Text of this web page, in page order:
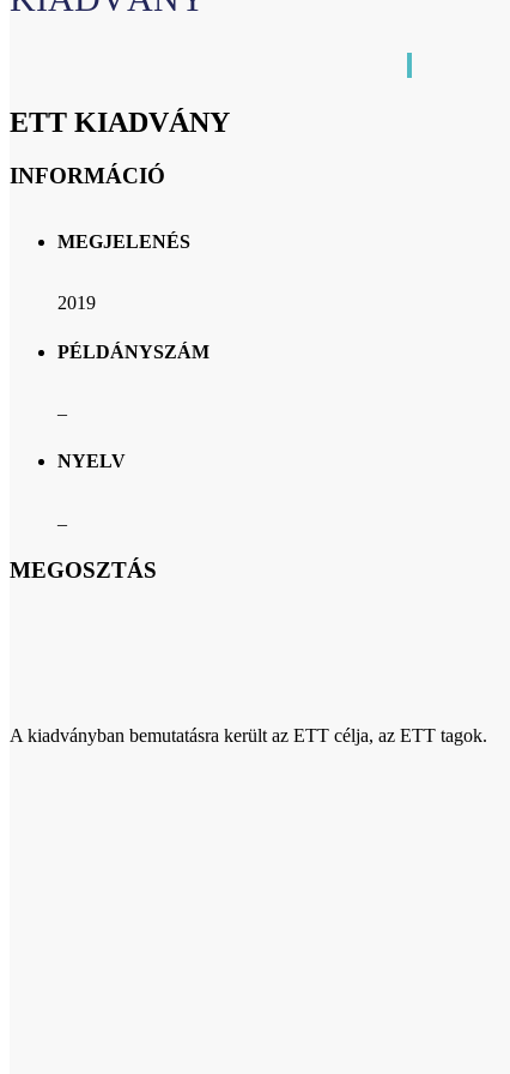
ETT KIADVÁNY
INFORMÁCIÓ
MEGJELENÉS
2019
PÉLDÁNYSZÁM
–
NYELV
–
MEGOSZTÁS
A kiadványban bemutatásra került az ETT célja, az ETT tagok.